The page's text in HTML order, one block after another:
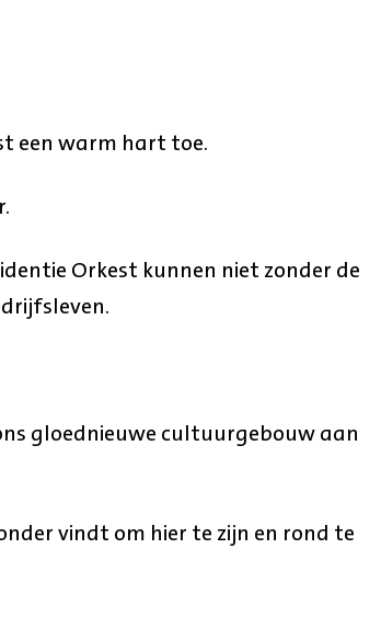
een warm hart toe.
Orkest kunnen niet zonder de
gloednieuwe cultuurgebouw aan
vindt om hier te zijn en rond te